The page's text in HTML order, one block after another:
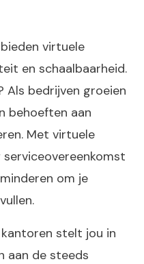
virtuele
en schaalbaarheid.
bedrijven groeien
behoeften aan
Met virtuele
om je
stelt jou in
aan de steeds